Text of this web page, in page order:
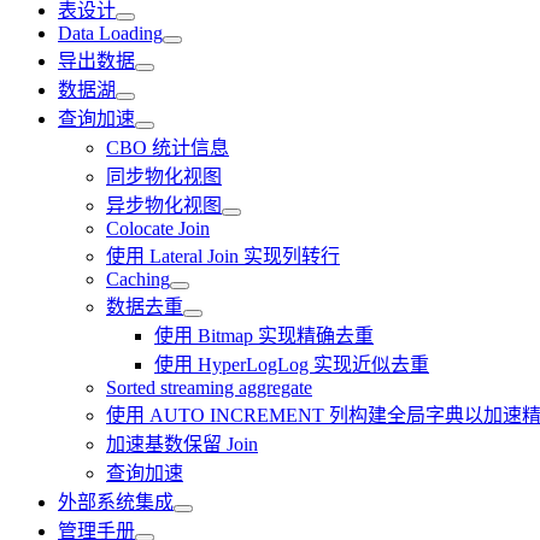
表设计
Data Loading
导出数据
数据湖
查询加速
CBO 统计信息
同步物化视图
异步物化视图
Colocate Join
使用 Lateral Join 实现列转行
Caching
数据去重
使用 Bitmap 实现精确去重
使用 HyperLogLog 实现近似去重
Sorted streaming aggregate
使用 AUTO INCREMENT 列构建全局字典以加速
加速基数保留 Join
查询加速
外部系统集成
管理手册